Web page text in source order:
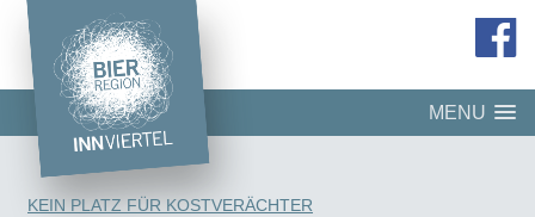
MENU
KEIN PLATZ FÜR KOSTVERÄCHTER